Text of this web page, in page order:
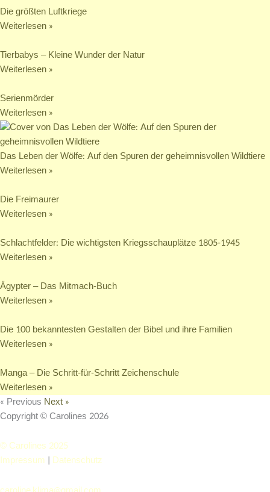
Die größten Luftkriege
Weiterlesen »
Tierbabys – Kleine Wunder der Natur
Weiterlesen »
Serienmörder
Weiterlesen »
Das Leben der Wölfe: Auf den Spuren der geheimnisvollen Wildtiere
Weiterlesen »
Die Freimaurer
Weiterlesen »
Schlachtfelder: Die wichtigsten Kriegsschauplätze 1805-1945
Weiterlesen »
Ägypter – Das Mitmach-Buch
Weiterlesen »
Die 100 bekanntesten Gestalten der Bibel und ihre Familien
Weiterlesen »
Manga – Die Schritt-für-Schritt Zeichenschule
Weiterlesen »
« Previous Next »
Copyright © Carolines 2026
© Carolines 2025
Impressum | Datenschutz